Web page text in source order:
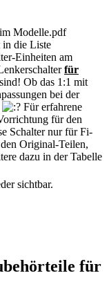
Modelle.pdf
in die Liste
Einheiten am
für
Ob das 1:1 mit
bei der
Für erfahrene
für den
Schalter nur für Fi-
Original-Teilen,
dazu in der Tabelle
sichtbar.
für